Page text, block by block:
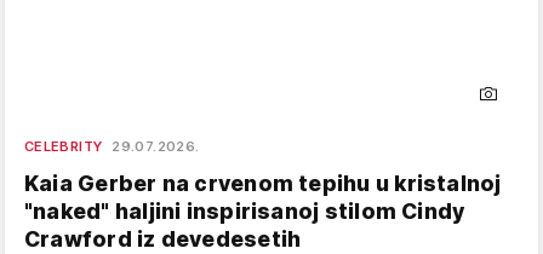
CELEBRITY 29.07.2026.
Kaia Gerber na crvenom tepihu u kristalnoj
"naked" haljini inspirisanoj stilom Cindy
Crawford iz devedesetih